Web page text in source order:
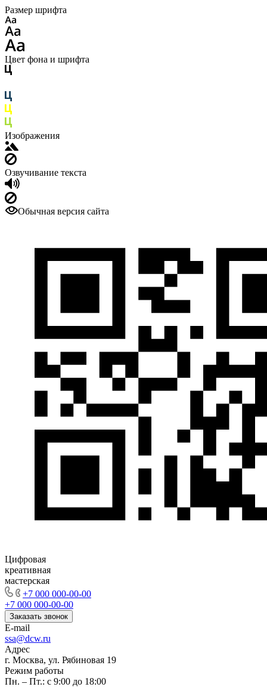
Размер шрифта
Цвет фона и шрифта
Изображения
Озвучивание текста
Обычная версия сайта
Цифровая
креативная
мастерская
+7 000 000-00-00
+7 000 000-00-00
Заказать звонок
E-mail
ssa@dcw.ru
Адрес
г. Москва, ул. Рябиновая 19
Режим работы
Пн. – Пт.: с 9:00 до 18:00